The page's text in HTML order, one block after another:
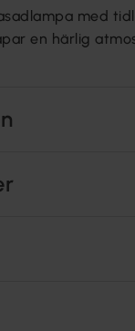
med
en härlig